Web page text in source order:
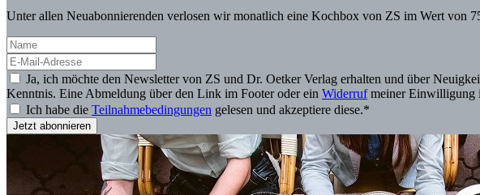
Unter allen Neuabonnierenden verlosen wir monatlich eine Kochbox von ZS im Wert von
Ja, ich möchte den Newsletter von ZS und Dr. Oetker Verlag erhalten und über
Kenntnis. Eine Abmeldung über den Link im Footer oder ein Widerrufmeiner Einwilligung
Ich habe die Teilnahmebedingungen gelesen und akzeptiere diese.*